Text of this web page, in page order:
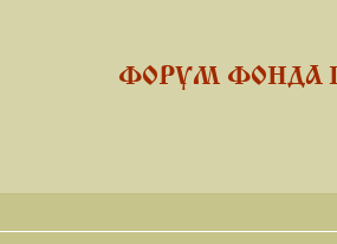
ФОРУМ ФОНДА